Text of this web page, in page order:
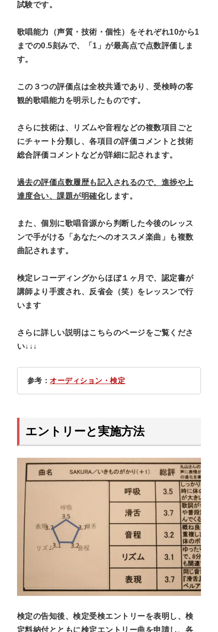
試験です。
歌唱能力（声質・技術・個性）をそれぞれ10から1
までの0.5刻みで、「1」が最高点で点数評価しま
す。
この３つの評価点は全校共通であり、受検時の客
観的歌唱能力を明示したものです。
さらに技術は、リズムや音程などの複数項目ごと
にチャート分類し、各項目の評価コメントと技術
総合評価コメントなどが詳細に記されます。
過去の評価点数履歴も記入されるので、進捗や上
達度合い、課題が明確化します。
また、個別に歌唱音源から判断した今後のレッス
ンで手がける「あなたへのオススメ楽曲」
も複数
曲記されます。
検定レコーディングからほぼ１ヶ月で、認定書が
講師より手渡され、反省会（笑）をレッスンで行
います
さらに詳しい説明はこちらのページをご覧くださ
い↓↓↓
参考：オーディション・検定
エントリーと実施方法
検定の告知後、検定受検エントリーを表明し、検
定料納付とともに検定エントリー曲を申請し、各